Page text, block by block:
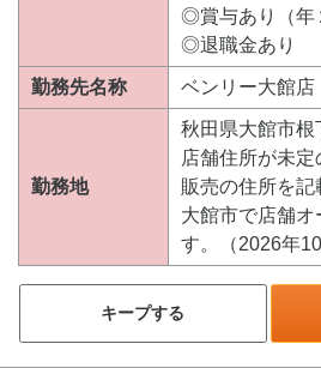
◎賞与あり（年
◎退職金あり
勤務先名称 ベンリー大館店
勤務地
秋田県大館市根
店舗住所が未定
販売の住所を記
大館市で店舗オ
す。（2026年10
キープする